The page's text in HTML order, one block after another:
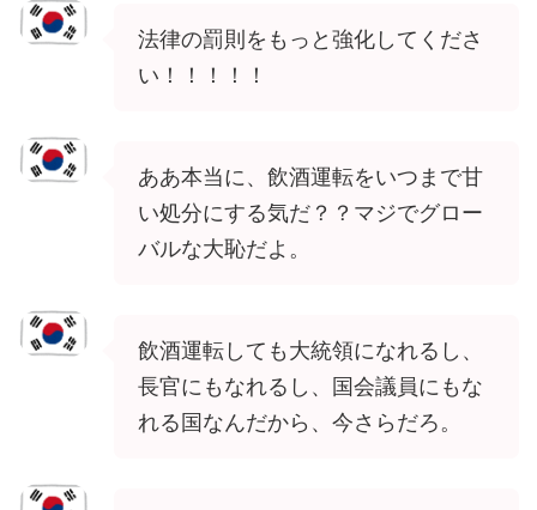
法律の罰則をもっと強化してくださ
い！！！！！
ああ本当に、飲酒運転をいつまで甘
い処分にする気だ？？マジでグロー
バルな大恥だよ。
飲酒運転しても大統領になれるし、
長官にもなれるし、国会議員にもな
れる国なんだから、今さらだろ。